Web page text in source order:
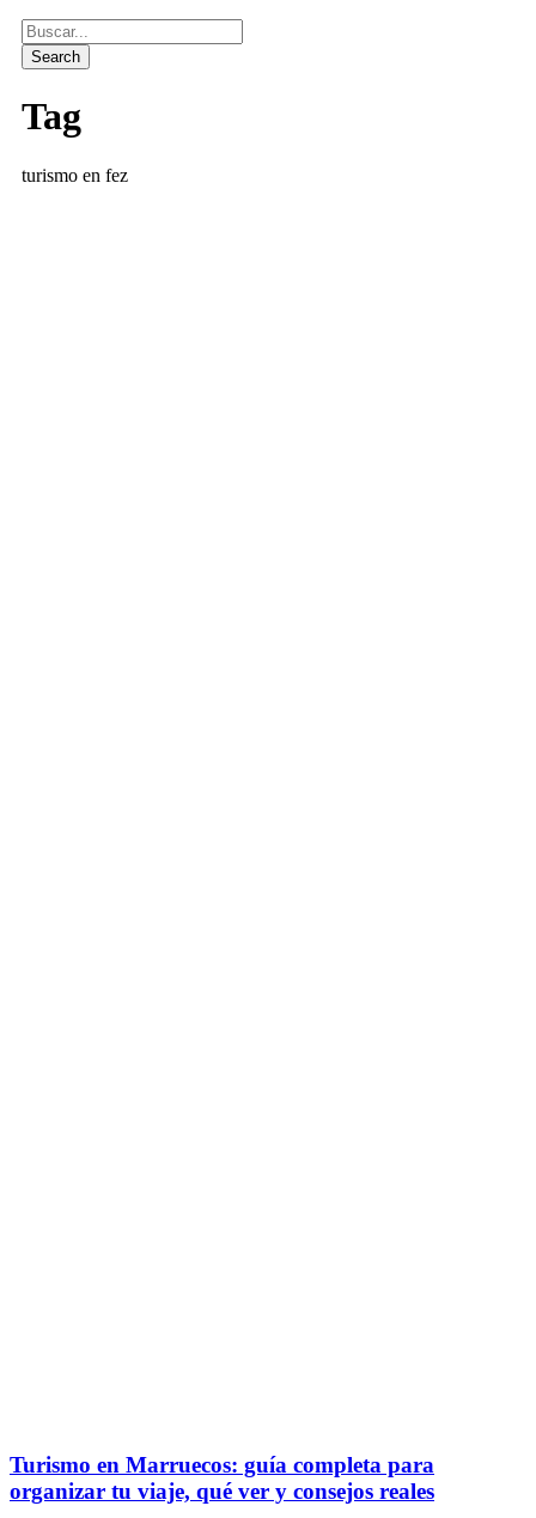
Tag
turismo en fez
Turismo en Marruecos: guía completa para
organizar tu viaje, qué ver y consejos reales